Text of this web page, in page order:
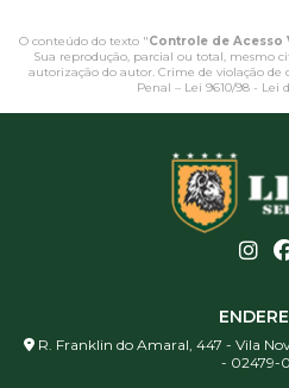
O conteúdo do texto "Controle de Acesso
Sua reprodução, parcial ou total, mesmo
autorização do autor. Crime de violação
Penal – Lei 9610/98 - Lei
R. Franklin do Amaral, 447 - Vila
- 02479-